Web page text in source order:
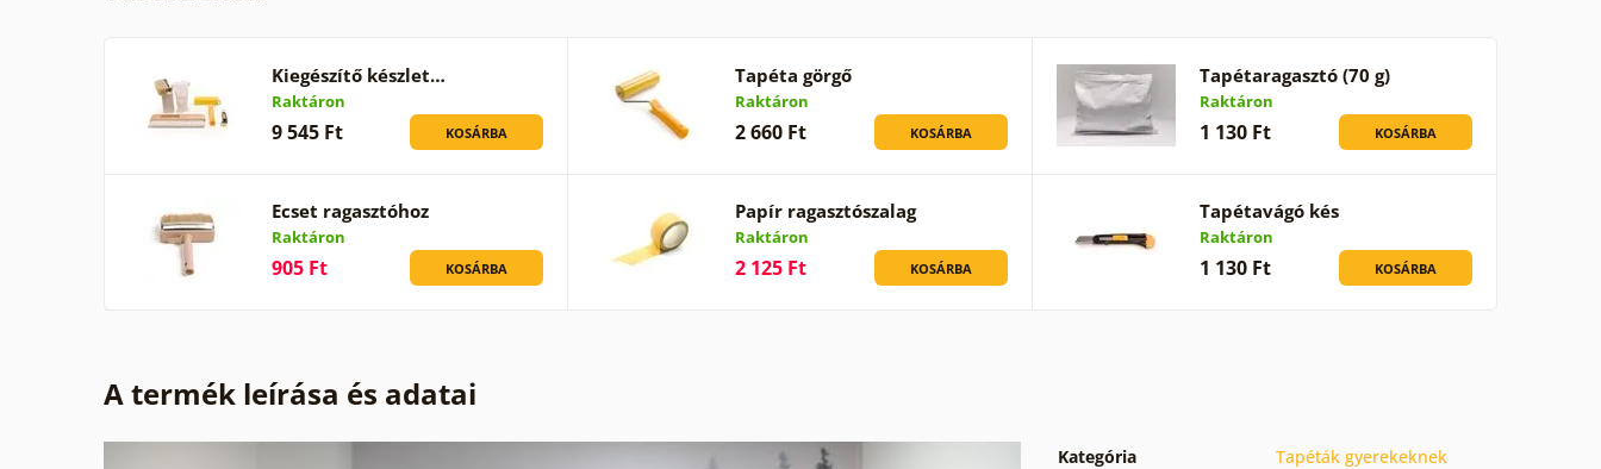
Kiegészítő készlet…
Raktáron
9 545 Ft KOSÁRBA
Tapéta görgő
Raktáron
2 660 Ft KOSÁRBA
Tapétaragasztó (70 g)
Raktáron
1 130 Ft KOSÁRBA
Ecset ragasztóhoz
Raktáron
905 Ft KOSÁRBA
Papír ragasztószalag
Raktáron
2 125 Ft KOSÁRBA
Tapétavágó kés
Raktáron
1 130 Ft KOSÁRBA
A termék leírása és adatai
Kategória
Tapéták gyerekeknek